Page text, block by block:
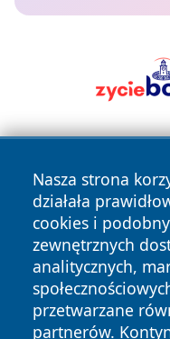
Nasza strona
działała
cookies i
zewnętrznych
analitycznych,
przetwarzane
partnerów.
Copyright © 2026
zastrzeżone.